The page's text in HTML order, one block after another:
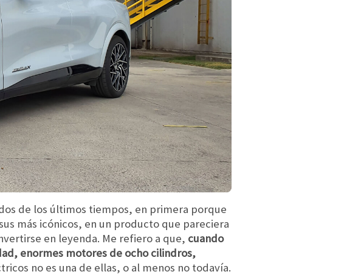
de los últimos tiempos, en primera porque
más icónicos, en un producto que pareciera
en leyenda. Me refiero a que, cuando
enormes motores de ocho cilindros,
no es una de ellas, o al menos no todavía.